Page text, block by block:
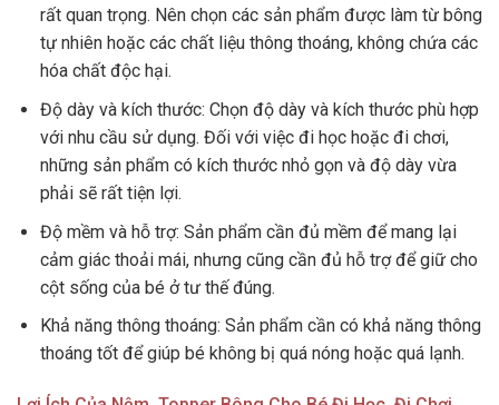
rất quan trọng. Nên chọn các sản phẩm được làm từ bông
tự nhiên hoặc các chất liệu thông thoáng, không chứa các
hóa chất độc hại.
Độ dày và kích thước: Chọn độ dày và kích thước phù hợp
với nhu cầu sử dụng. Đối với việc đi học hoặc đi chơi,
những sản phẩm có kích thước nhỏ gọn và độ dày vừa
phải sẽ rất tiện lợi.
Độ mềm và hỗ trợ: Sản phẩm cần đủ mềm để mang lại
cảm giác thoải mái, nhưng cũng cần đủ hỗ trợ để giữ cho
cột sống của bé ở tư thế đúng.
Khả năng thông thoáng: Sản phẩm cần có khả năng thông
thoáng tốt để giúp bé không bị quá nóng hoặc quá lạnh.